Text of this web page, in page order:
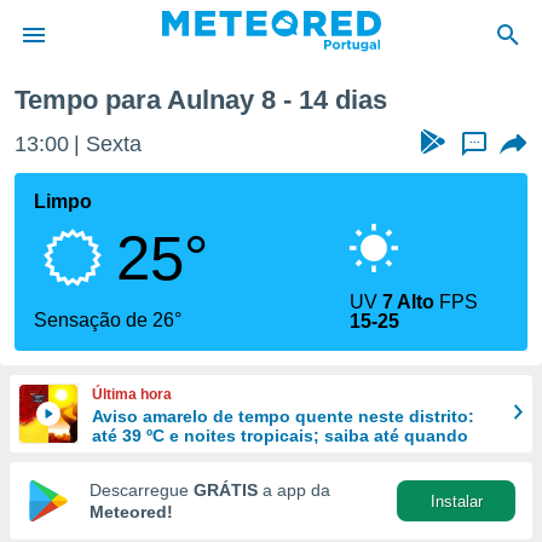
da
foi
fornecidas
a este
das
e
forma
digital
Tempo para Aulnay 8 - 14 dias
13:00 Sexta ...
Limpo
25°
Sensação de 26°
UV7 Alto FPS
15-25
Última hora
Aviso amarelo de tempo quente neste distrito:
até 39 ºC e noites tropicais; saiba até quando
Descarregue GRÁTIS a app da
Meteored!
Instalar